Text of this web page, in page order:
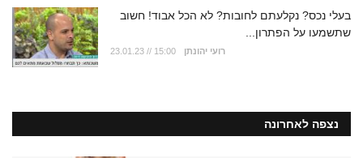
בעלי נכס? נקלעתם לחובות? לא הכל אבוד! חשוב
שתשמעו על הפתרון...
23.01.23 // 15:00 רועי יהונתן
נצפה לאחרונה